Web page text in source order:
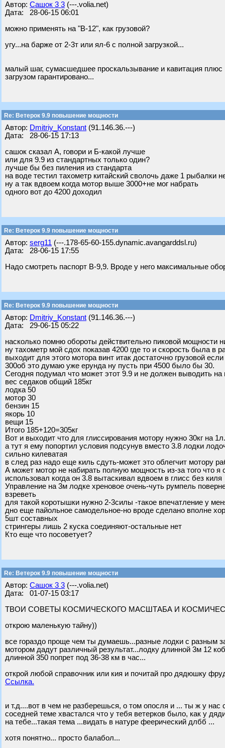
Автор: Сашок 3 3 (---.volia.net)
Дата: 28-06-15 06:01
можно применять на "В-12", как грузовой?
угу...на барже от 2-3т или ял-6 с полной загрузкой...
малый шаг, сумасшедшее проскальзывание и кавитация
загрузом гарантировано...
Re: Ветерок 9.9 повышение мощности
Автор: Dmitriy_Konstant (91.146.36.---)
Дата: 28-06-15 17:13
сашок сказал А, говори и Б-какой лучше
или для 9.9 из стандартных только один?
лучше бы без пиления из стандарта
на воде тестил тахометр китайский сволочь даже 1 рыбалки
ну а так вдвоем когда мотор выше 3000+не мог набрать
одного вот до 4200 доходил
Re: Ветерок 9.9 повышение мощности
Автор: serg11 (---.178-65-60-155.dynamic.avangarddsl.ru)
Дата: 28-06-15 17:55
Надо смотреть паспорт В-9,9. Вроде у него максимальные
Re: Ветерок 9.9 повышение мощности
Автор: Dmitriy_Konstant (91.146.36.---)
Дата: 29-06-15 05:22
насколько помню обороты действительно пиковой мощности
ну тахометр мой сдох показав 4200 где то и скорость была в
выходит для этого мотора винт итак достаточно грузовой
300об это думаю уже ерунда ну пусть при 4500 было бы 30.
Сегодня подумал что может этот 9.9 и не должен выводить
вес седаков общий 185кг
лодка 50
мотор 30
бензин 15
якорь 10
вещи 15
Итого 185+120=305кг
Вот и выходит что для глиссирования мотору нужно 30кг на
а тут я ему попортил условия подсунув вместо 3.8 лодки
сильно килеватая
в след раз надо еще киль сдуть-может это облегчит мотору
А может мотор не набирать полную мощность из-за того что я
использовал когда он 3.8 вытаскивал вдвоем в глисс без киля
Управление на 3м лодке хреновое очень-чуть румпель
взреветь
для такой коротышки нужно 2-3силы -такое впечатление у
дно еще пайольное самодельное-но вроде сделано вполне
5шт составных
стрингеры лишь 2 куска соединяют-остальные нет
Кто еще что посоветует?
Re: Ветерок 9.9 повышение мощности
Автор: Сашок 3 3 (---.volia.net)
Дата: 01-07-15 03:17
ТВОИ СОВЕТЫ КОСМИЧЕСКОГО МАСШТАБА И
открою маленькую тайну))
все гораздо проще чем ты думаешь...разные лодки с разным
мотором дадут различный результат...лодку длинной 3м 12
длинной 350 попрет под 36-38 км в час...
открой любой справочник или кия и почитай про дядюшку
Ссылка.
и т.д....вот в чем не разберешься, о том опосля и ... ты ж у
соседней теме хвастался что у тебя ветерков было, как у
на тебе...такая тема ...видать в натуре феерический длбб ...
хотя понятно... просто балабол...